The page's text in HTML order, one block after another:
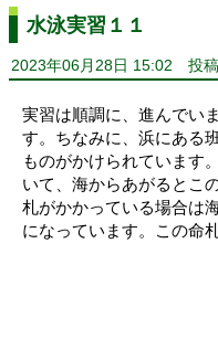
水泳実習１１
2023年06月28日 15:02 投
実習は順調に、進んでい
す。ちなみに、浜にある
ものがかけられています
いて、海からあがるとこ
札がかかっている場合は
になっています。この命